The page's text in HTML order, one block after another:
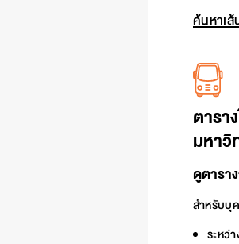
ค้นหาเส้
ตารา
มหาวิ
ดูตารา
สำหรับบุ
ระหว่